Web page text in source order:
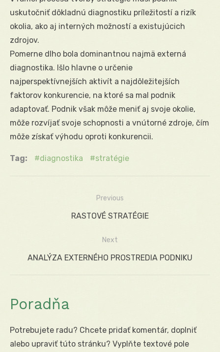
uskutočniť dôkladnú diagnostiku príležitostí a rizík
okolia, ako aj interných možností a existujúcich
zdrojov.
Pomerne dlho bola dominantnou najmä externá
diagnostika. Išlo hlavne o určenie
najperspektívnejších aktivít a najdôležitejších
faktorov konkurencie, na ktoré sa mal podnik
adaptovať. Podnik však môže meniť aj svoje okolie,
môže rozvíjať svoje schopnosti a vnútorné zdroje, čím
môže získať výhodu oproti konkurencii.
Tag: diagnostika stratégie
Navigácia
Previous
Previous
RASTOVÉ STRATÉGIE
Next
Next
ANALÝZA EXTERNÉHO PROSTREDIA PODNIKU
Poradňa
Potrebujete radu? Chcete pridať komentár, doplniť
alebo upraviť túto stránku? Vyplňte textové pole